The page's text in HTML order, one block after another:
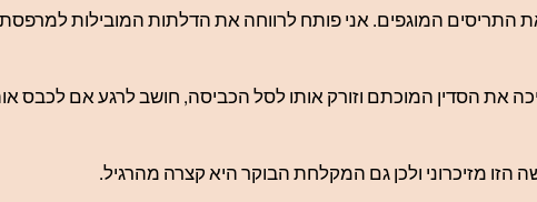
התריסים המוגפים. אני פותח לרווחה את הדלתות המובילות
את הסדין המוכתם וזורק אותו לסל הכביסה, חושב לרגע אם
הזו מזיכרוני ולכן גם המקלחת הבוקר היא קצרה מהרגיל.